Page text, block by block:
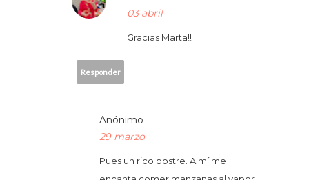
03 abril
Gracias Marta!!
Responder
Anónimo
29 marzo
Pues un rico postre. A mí me